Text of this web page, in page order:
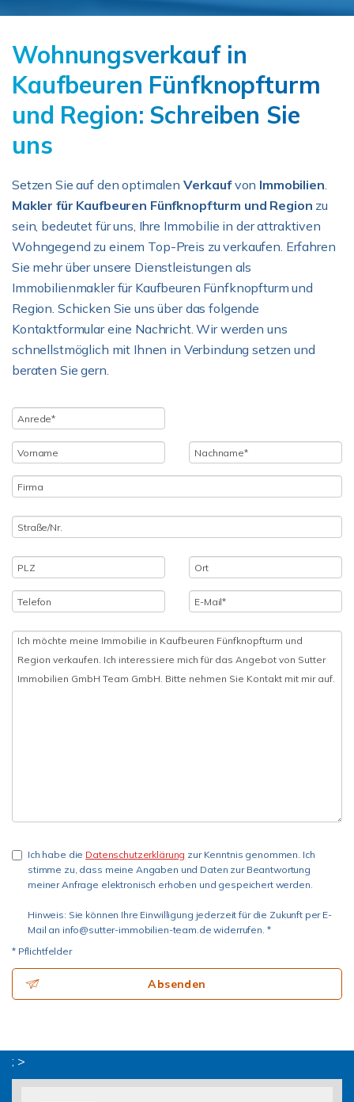
Wohnungsverkauf in
Kaufbeuren Fünfknopfturm
und Region: Schreiben Sie
uns
Setzen Sie auf den optimalen Verkaufvon Immobilien.
Makler für Kaufbeuren Fünfknopfturm und Region zu
sein, bedeutet für uns, Ihre Immobilie in der attraktiven
Wohngegend zu einem Top-Preis zu verkaufen. Erfahren
Sie mehr über unsere Dienstleistungen als
Immobilienmakler für Kaufbeuren Fünfknopfturm und
Region. Schicken Sie uns über das folgende
Kontaktformular eine Nachricht. Wir werden uns
schnellstmöglich mit Ihnen in Verbindung setzen und
beraten Sie gern.
Ich habe die Datenschutzerklärung zur Kenntnis genommen. Ich
stimme zu, dass meine Angaben und Daten zur Beantwortung
meiner Anfrage elektronisch erhoben und gespeichert werden.
Hinweis: Sie können Ihre Einwilligung jederzeit für die Zukunft per E-
Mail an info@sutter-immobilien-team.de widerrufen. *
* Pflichtfelder
Absenden
; >